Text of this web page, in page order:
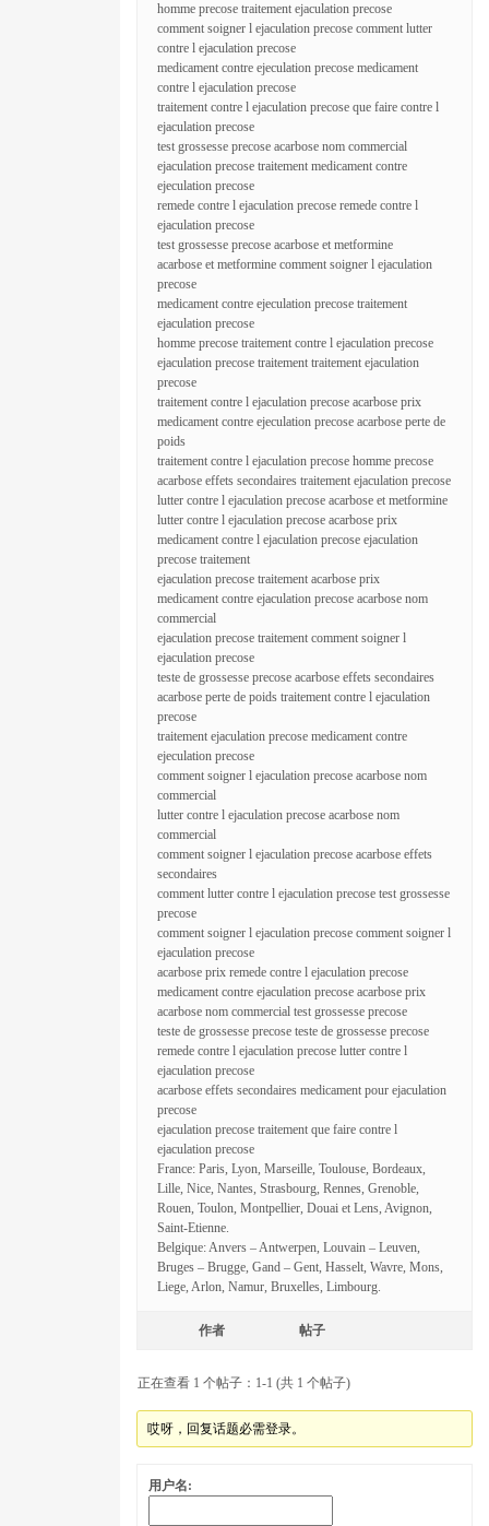
homme precose traitement ejaculation precose
comment soigner l ejaculation precose comment lutter
contre l ejaculation precose
medicament contre ejeculation precose medicament
contre l ejaculation precose
traitement contre l ejaculation precose que faire contre l
ejaculation precose
test grossesse precose acarbose nom commercial
ejaculation precose traitement medicament contre
ejeculation precose
remede contre l ejaculation precose remede contre l
ejaculation precose
test grossesse precose acarbose et metformine
acarbose et metformine comment soigner l ejaculation
precose
medicament contre ejeculation precose traitement
ejaculation precose
homme precose traitement contre l ejaculation precose
ejaculation precose traitement traitement ejaculation
precose
traitement contre l ejaculation precose acarbose prix
medicament contre ejeculation precose acarbose perte de
poids
traitement contre l ejaculation precose homme precose
acarbose effets secondaires traitement ejaculation precose
lutter contre l ejaculation precose acarbose et metformine
lutter contre l ejaculation precose acarbose prix
medicament contre l ejaculation precose ejaculation
precose traitement
ejaculation precose traitement acarbose prix
medicament contre ejaculation precose acarbose nom
commercial
ejaculation precose traitement comment soigner l
ejaculation precose
teste de grossesse precose acarbose effets secondaires
acarbose perte de poids traitement contre l ejaculation
precose
traitement ejaculation precose medicament contre
ejeculation precose
comment soigner l ejaculation precose acarbose nom
commercial
lutter contre l ejaculation precose acarbose nom
commercial
comment soigner l ejaculation precose acarbose effets
secondaires
comment lutter contre l ejaculation precose test grossesse
precose
comment soigner l ejaculation precose comment soigner l
ejaculation precose
acarbose prix remede contre l ejaculation precose
medicament contre ejaculation precose acarbose prix
acarbose nom commercial test grossesse precose
teste de grossesse precose teste de grossesse precose
remede contre l ejaculation precose lutter contre l
ejaculation precose
acarbose effets secondaires medicament pour ejaculation
precose
ejaculation precose traitement que faire contre l
ejaculation precose
France: Paris, Lyon, Marseille, Toulouse, Bordeaux,
Lille, Nice, Nantes, Strasbourg, Rennes, Grenoble,
Rouen, Toulon, Montpellier, Douai et Lens, Avignon,
Saint-Etienne.
Belgique: Anvers – Antwerpen, Louvain – Leuven,
Bruges – Brugge, Gand – Gent, Hasselt, Wavre, Mons,
Liege, Arlon, Namur, Bruxelles, Limbourg.
作者 帖子
正在查看 1 个帖子：1-1 (共 1 个帖子)
哎呀，回复话题必需登录。
用户名: